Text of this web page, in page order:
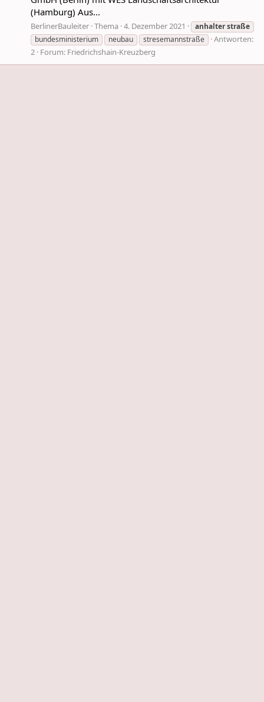
(Hamburg) Aus...
BerlinerBauleiter Thema 4. Dezember 2021 anhalterstraße
bundesministerium
neubau stresemannstraße
Antworten:
2 Forum: Friedrichshain-Kreuzberg